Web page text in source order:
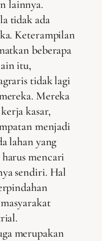
lainnya.
tidak ada
Keterampilan
beberapa
itu,
tidak lagi
Mereka
kasar,
menjadi
lahan yang
mencari
sendiri. Hal
merupakan